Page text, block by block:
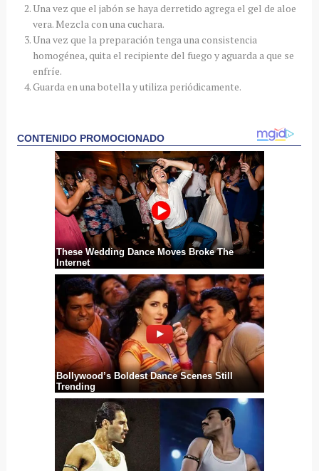
Una vez que el jabón se haya derretido agrega el gel de aloe
vera. Mezcla con una cuchara.
Una vez que la preparación tenga una consistencia
homogénea, quita el recipiente del fuego y aguarda a que se
enfríe.
Guarda en una botella y utiliza periódicamente.